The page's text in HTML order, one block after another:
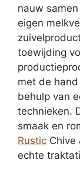
nauw
eigen
toewijding
met de
behulp van
technieken.
smaak en
Rustic Chive
echte